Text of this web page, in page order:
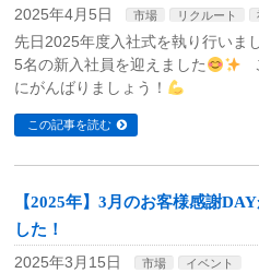
2025年4月5日
市場 リクルート
先日2025年度入社式を執り行いま
5名の新入社員を迎えました
にがんばりましょう！
この記事を読む
【2025年】3月のお客様感謝
した！
2025年3月15日
市場 イベント